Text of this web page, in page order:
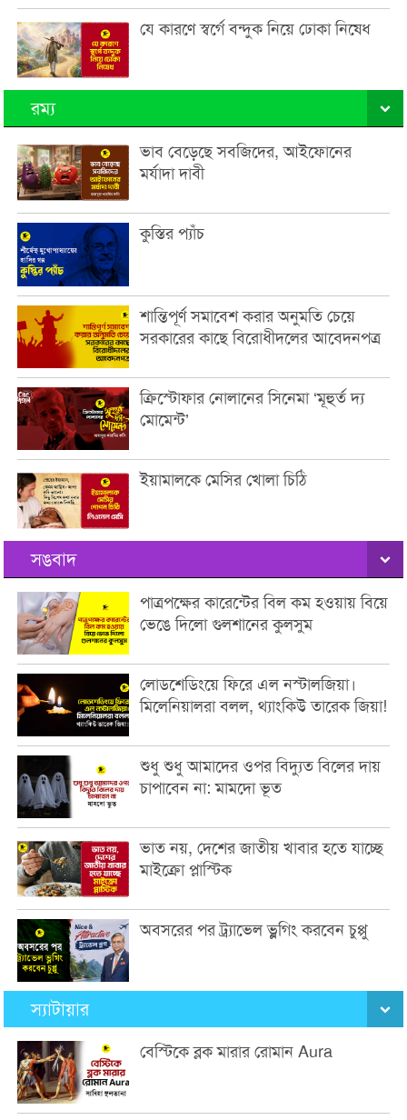
যে কারণে স্বর্গে বন্দুক নিয়ে ঢোকা নিষেধ
রম্য
ভাব বেড়েছে সবজিদের, আইফোনের
মর্যাদা দাবী
কুস্তির প্যাঁচ
শান্তিপূর্ণ সমাবেশ করার অনুমতি চেয়ে
সরকারের কাছে বিরোধীদলের আবেদনপত্র
ক্রিস্টোফার নোলানের সিনেমা ‘মূহুর্ত দ্য
মোমেন্ট’
ইয়ামালকে মেসির খোলা চিঠি
সঙবাদ
পাত্রপক্ষের কারেন্টের বিল কম হওয়ায় বিয়ে
ভেঙে দিলো গুলশানের কুলসুম
লোডশেডিংয়ে ফিরে এল নস্টালজিয়া।
মিলেনিয়ালরা বলল, থ্যাংকিউ তারেক জিয়া!
শুধু শুধু আমাদের ওপর বিদ্যুত বিলের দায়
চাপাবেন না: মামদো ভূত
ভাত নয়, দেশের জাতীয় খাবার হতে যাচ্ছে
মাইক্রো প্লাস্টিক
অবসরের পর ট্র্যাভেল ভ্লগিং করবেন চুপ্পু
স্যাটায়ার
বেস্টিকে ব্লক মারার রোমান Aura